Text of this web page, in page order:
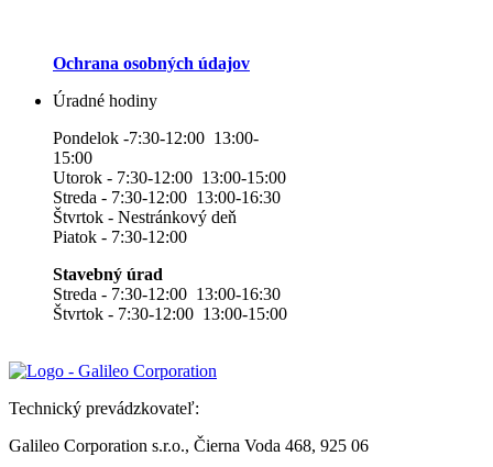
Ochrana osobných údajov
Úradné hodiny
Pondelok -7:30-12:00 13:00-
15:00
Utorok - 7:30-12:00 13:00-15:00
Streda - 7:30-12:00 13:00-16:30
Štvrtok - Nestránkový deň
Piatok - 7:30-12:00
Stavebný úrad
Streda - 7:30-12:00 13:00-16:30
Štvrtok - 7:30-12:00 13:00-15:00
Technický prevádzkovateľ:
Galileo Corporation s.r.o., Čierna Voda 468, 925 06